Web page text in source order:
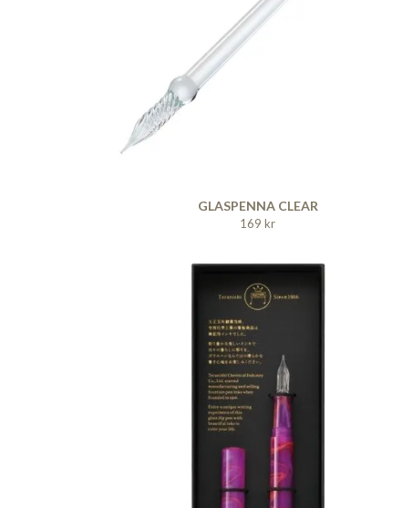
GLASPENNA CLEAR
169 kr